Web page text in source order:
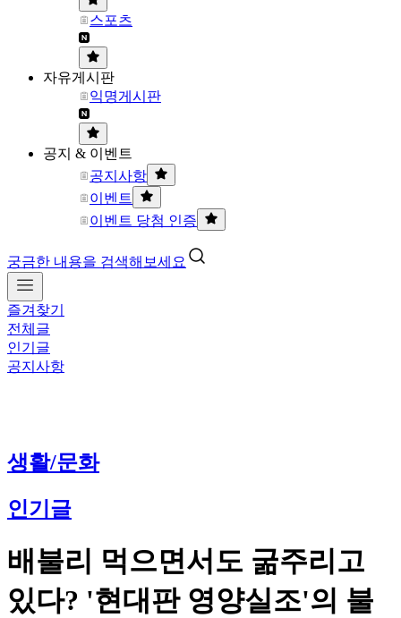
스포츠
자유게시판
익명게시판
공지 & 이벤트
공지사항
이벤트
이벤트 당첨 인증
궁금한 내용을 검색해보세요
즐겨찾기
전체글
인기글
공지사항
생활/문화
인기글
배불리 먹으면서도 굶주리고
있다? '현대판 영양실조'의 불